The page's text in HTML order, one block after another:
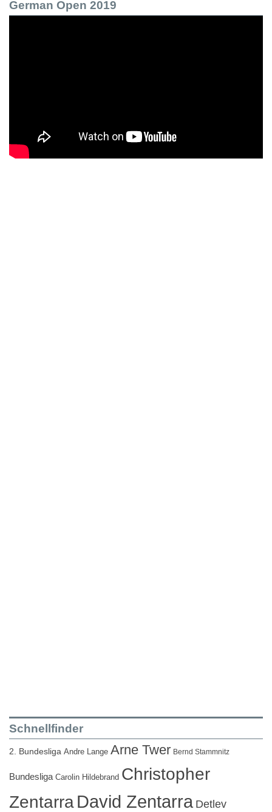
German Open 2019
Schnellfinder
2. Bundesliga Andre Lange Arne Twer Bernd Stammnitz
Bundesliga Carolin Hildebrand Christopher
ZentarraDavid Zentarra Detlev